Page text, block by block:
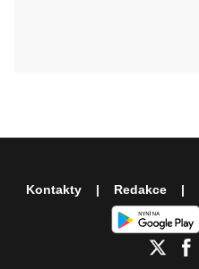
Kontakty Redakce